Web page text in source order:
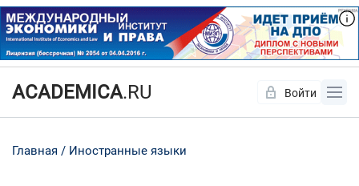
ACADEMICA.RU Войти
Главная Иностранные языки
Да Нет